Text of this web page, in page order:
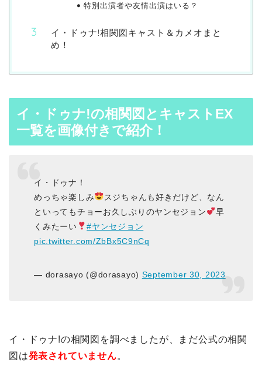
特別出演者や友情出演はいる？
イ・ドゥナ!相関図キャスト＆カメオまと
め！
イ・ドゥナ!の相関図とキャストEX
一覧を画像付きで紹介！
イ・ドゥナ！
めっちゃ楽しみ
スジちゃんも好きだけど、なん
といってもチョーお久しぶりのヤンセジョン
早
くみたーい
#ヤンセジョン
pic.twitter.com/ZbBx5C9nCq
— dorasayo (@dorasayo) September 30, 2023
イ・ドゥナ!の相関図を調べましたが、まだ公式の相関
図は発表されていません。